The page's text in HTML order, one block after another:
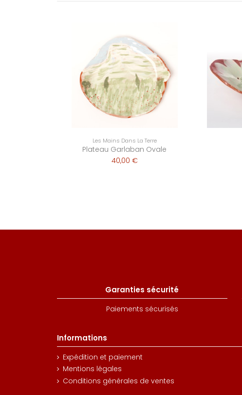
Les Mains Dans La Terre
Plateau Garlaban Ovale
40,00 €
Garanties sécurité
Paiements sécurisés
Informations
Expédition et paiement
Mentions légales
Conditions générales de ventes